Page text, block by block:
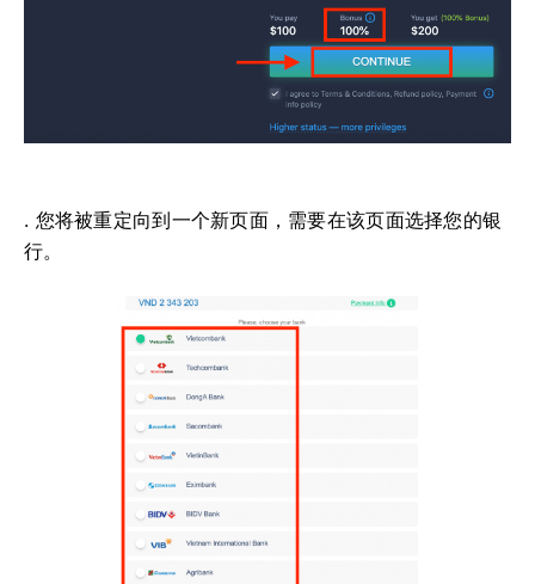
. 您将被重定向到一个新页面，需要在该页面选择您的银
行。